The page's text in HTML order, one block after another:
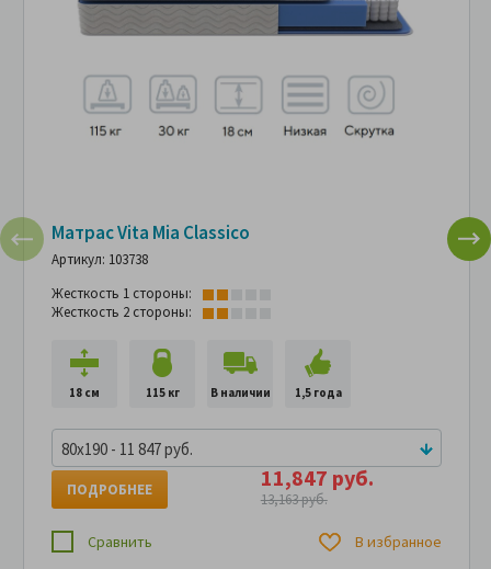
Матрас Vita Mia Classico
Артикул: 103738
Жесткость 1 стороны:
Жесткость 2 стороны:
18 см 115 кг В наличии 1,5 года
80x190 - 11 847 руб.
11,847 руб.
13,163 руб.
ПОДРОБНЕЕ
Сравнить В избранное